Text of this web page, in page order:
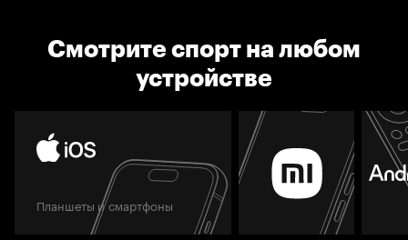
Смотрите спорт на любом
устройстве
Планшеты и смартфоны